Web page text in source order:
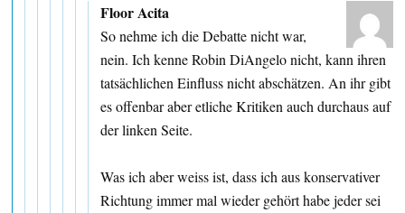
Floor Acita
So nehme ich die Debatte nicht war,
nein. Ich kenne Robin DiAngelo nicht, kann ihren
tatsächlichen Einfluss nicht abschätzen. An ihr gibt
es offenbar aber etliche Kritiken auch durchaus auf
der linken Seite.
Was ich aber weiss ist, dass ich aus konservativer
Richtung immer mal wieder gehört habe jeder sei